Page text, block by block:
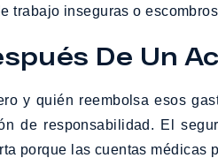
trabajo inseguras o
De Un
y quién reembolsa esos
de responsabilidad. El
porque las cuentas médicas